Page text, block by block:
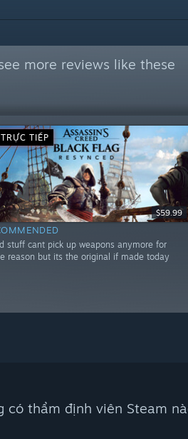
more reviews like these
TRỰC TIẾP
$59.99
stuff cant pick up weapons anymore for
reason but its the original if made today
có thẩm định viên Steam